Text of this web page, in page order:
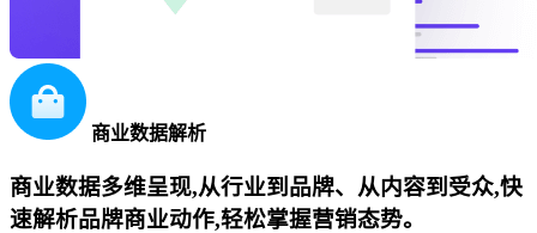
商业数据解析
商业数据多维呈现,从行业到品牌、从内容到受众,快
速解析品牌商业动作,轻松掌握营销态势。